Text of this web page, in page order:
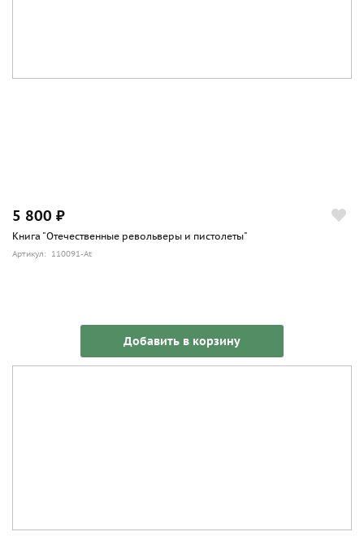
5 800 ₽
Книга "Отечественные револьверы и пистолеты"
Артикул: 110091-At
Добавить в корзину